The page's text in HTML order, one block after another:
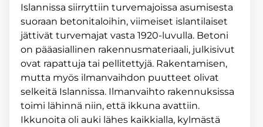
Islannissa siirryttiin turvemajoissa asumisesta
suoraan betonitaloihin, viimeiset islantilaiset
jättivät turvemajat vasta 1920-luvulla. Betoni
on pääasiallinen rakennusmateriaali, julkisivut
ovat rapattuja tai pellitettyjä. Rakentamisen,
mutta myös ilmanvaihdon puutteet olivat
selkeitä Islannissa. Ilmanvaihto rakennuksissa
toimi lähinnä niin, että ikkuna avattiin.
Ikkunoita oli auki lähes kaikkialla, kylmästä